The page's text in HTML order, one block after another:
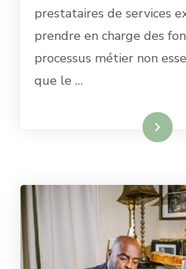
prestataires de services
prendre en charge des
processus métier non
que le …
Lire la suite